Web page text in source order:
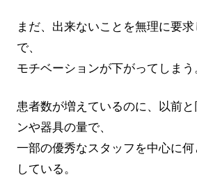
まだ、出来ないことを無理に要
で、
モチベーションが下がってしまう
患者数が増えているのに、以前と
ンや器具の量で、
一部の優秀なスタッフを中心に
している。